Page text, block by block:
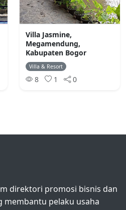
Villa Jasmine,
Megamendung,
Kabupaten Bogor
Villa & Resort
8 1 0
direktori promosi bisnis dan
membantu pelaku usaha